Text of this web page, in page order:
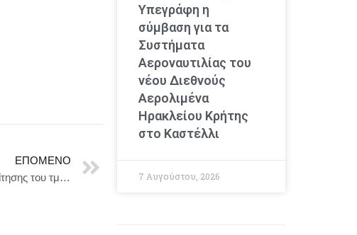
ΕΠΌΜΕΝΟ
Το ΣΑΕΚ Αλφα σας καλεί στην Τελετή Αποφοίτησης του τμήματος Υποκριτικής της Γλυφάδας με αξιόλογες παραστάσεις από του σπουδαστές -Τρίτη 3 Ιουνίου 2025
Υπεγράφη η
σύμβαση για τα
Συστήματα
Αεροναυτιλίας του
νέου Διεθνούς
Αερολιμένα
Ηρακλείου Κρήτης
στο Καστέλλι
7 Αυγούστου, 2026